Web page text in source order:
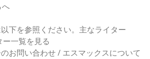
へ
下を参照ください。主なライター
一覧を見る
お問い合わせ / エスマックスについて